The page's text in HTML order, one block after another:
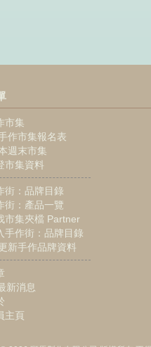
市集
作市集報名表
週末市集
市集資料
街：品牌目錄
街：產品一覽
市集夾檔 Partner
手作街：品牌目錄
新手作品牌資料
新消息
主頁